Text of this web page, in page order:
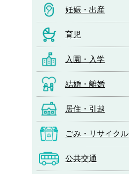
妊娠・出産
育児
入園・入学
結婚・離婚
居住・引越
ごみ・リサイクル
公共交通